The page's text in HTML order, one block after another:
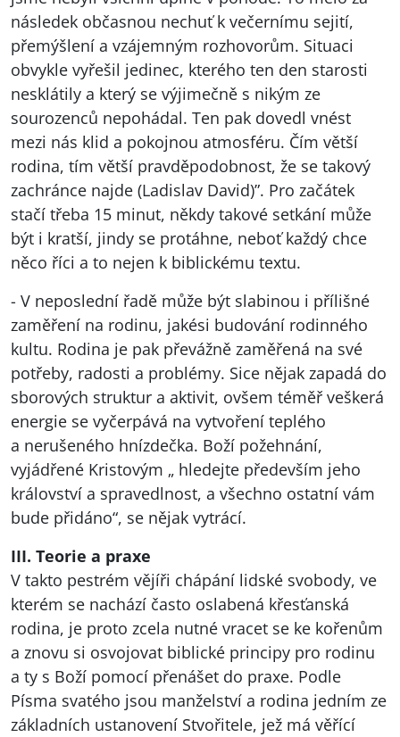
následek občasnou nechuť k večernímu sejití,
přemýšlení a vzájemným rozhovorům. Situaci
obvykle vyřešil jedinec, kterého ten den starosti
nesklátily a který se výjimečně s nikým ze
sourozenců nepohádal. Ten pak dovedl vnést
mezi nás klid a pokojnou atmosféru. Čím větší
rodina, tím větší pravděpodobnost, že se takový
zachránce najde (Ladislav David)”. Pro začátek
stačí třeba 15 minut, někdy takové setkání může
být i kratší, jindy se protáhne, neboť každý chce
něco říci a to nejen k biblickému textu.
- V neposlední řadě může být slabinou i přílišné
zaměření na rodinu, jakési budování rodinného
kultu. Rodina je pak převážně zaměřená na své
potřeby, radosti a problémy. Sice nějak zapadá do
sborových struktur a aktivit, ovšem téměř veškerá
energie se vyčerpává na vytvoření teplého
a nerušeného hnízdečka. Boží požehnání,
vyjádřené Kristovým „ hledejte především jeho
království a spravedlnost, a všechno ostatní vám
bude přidáno“, se nějak vytrácí.
III. Teorie a praxe
V takto pestrém vějíři chápání lidské svobody, ve
kterém se nachází často oslabená křesťanská
rodina, je proto zcela nutné vracet se ke kořenům
a znovu si osvojovat biblické principy pro rodinu
a ty s Boží pomocí přenášet do praxe. Podle
Písma svatého jsou manželství a rodina jedním ze
základních ustanovení Stvořitele, jež má věřící